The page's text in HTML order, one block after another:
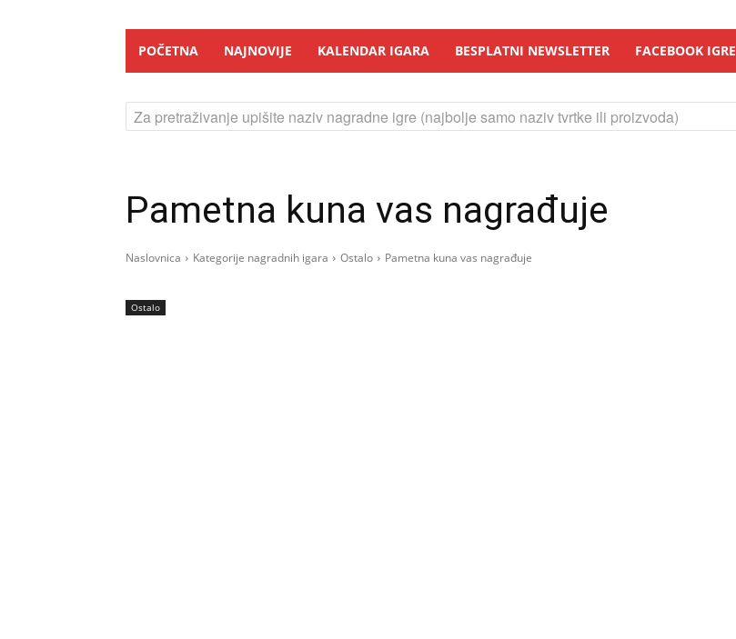
POČETNA NAJNOVIJE KALENDAR IGARA BESPLATNI NEWSLETTER FACEBOOK IGRE
Za pretraživanje upišite naziv nagradne igre (najbolje samo naziv tvrtke ili proizvoda)
Pametna kuna vas nagrađuje
Naslovnica Kategorije nagradnih igara Ostalo Pametna kuna vas nagrađuje
Ostalo